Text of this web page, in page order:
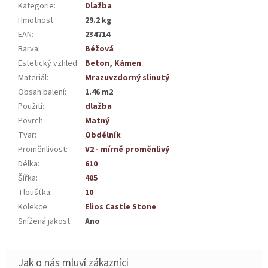
Kategorie:
Dlažba
Hmotnost:
29.2 kg
EAN:
234714
Barva:
Béžová
Estetický vzhled: Beton, Kámen
Materiál:
Mrazuvzdorný slinutý
Obsah balení:
1.46 m2
Použití:
dlažba
Povrch:
Matný
Tvar:
Obdélník
Proměnlivost:
V2 - mírně proměnlivý
Délka:
610
Šířka:
405
Tloušťka:
10
Kolekce:
Elios Castle Stone
Snížená jakost: Ano